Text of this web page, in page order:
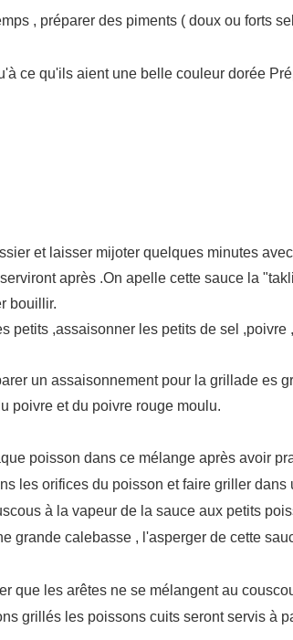
, préparer des piments ( doux ou forts
ce qu'ils aient une belle couleur dorée
et laisser mijoter quelques minutes
après .On apelle cette sauce la
bouillir.
petits ,assaisonner les petits de sel ,poivre
un assaisonnement pour la grillade es
poivre et du poivre rouge moulu.
poisson dans ce mélange après avoir
les orifices du poisson et faire griller dans
à la vapeur de la sauce aux petits
grande calebasse , l'asperger de cette
que les arêtes ne se mélangent au
grillés les poissons cuits seront servis à